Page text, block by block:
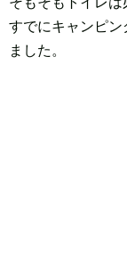
すでにキャンピ
ました。